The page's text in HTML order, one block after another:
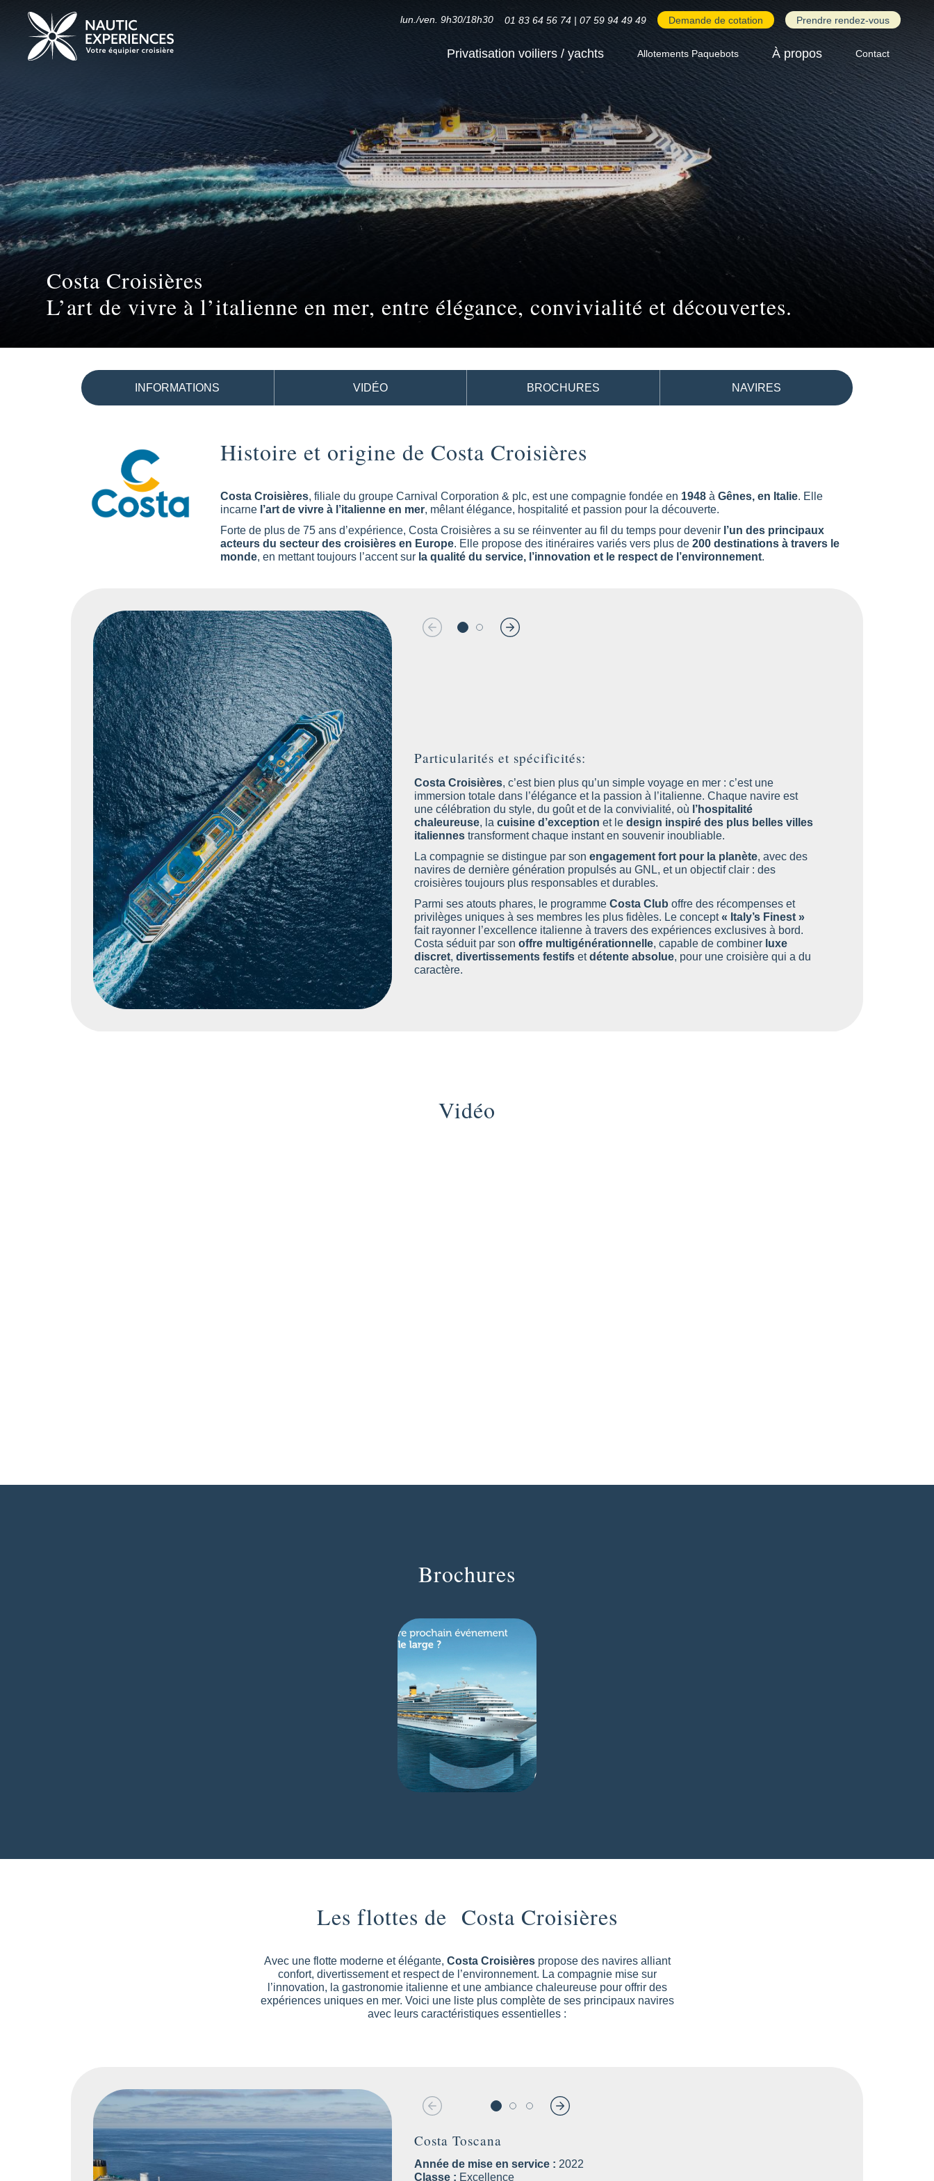
lun./ven. 9h30/18h30 01 83 64 56 74 | 07 59 94 49 49 Demande de cotation Prendre rendez-vous
Privatisation voiliers / yachts Allotements Paquebots À propos Contact
Costa Croisières
L’art de vivre à l’italienne en mer, entre élégance, convivialité et découvertes.
INFORMATIONS VIDÉO BROCHURES NAVIRES
Histoire et origine de Costa Croisières
Costa Croisières, filiale du groupe Carnival Corporation & plc, est une compagnie fondée en 1948 à Gênes, en Italie. Elle
incarne l’art de vivre à l’italienne en mer, mêlant élégance, hospitalité et passion pour la découverte.
Forte de plus de 75 ans d’expérience, Costa Croisières a su se réinventer au fil du temps pour devenir l’un des principaux
acteurs du secteur des croisières en Europe. Elle propose des itinéraires variés vers plus de 200 destinations à travers le
monde, en mettant toujours l’accent sur la qualité du service, l’innovation et le respect de l’environnement.
Particularités et spécificités:
Costa Croisières, c’est bien plus qu’un simple voyage en mer : c’est une
immersion totale dans l’élégance et la passion à l’italienne. Chaque navire est
une célébration du style, du goût et de la convivialité, où l’hospitalité
chaleureuse, lacuisine d’exception et ledesign inspiré des plus belles villes
italiennes transforment chaque instant en souvenir inoubliable.
La compagnie se distingue par sonengagement fort pour la planète, avec des
navires de dernière génération propulsés au GNL, et un objectif clair : des
croisières toujours plus responsables et durables.
Parmi ses atouts phares, le programmeCosta Club offre des récompenses et
privilèges uniques à ses membres les plus fidèles. Le concept« Italy’s Finest »
fait rayonner l’excellence italienne à travers des expériences exclusives à bord.
Costa séduit par sonoffre multigénérationnelle, capable de combiner luxe
discret,divertissements festifs etdétente absolue, pour une croisière qui a du
caractère.
Costa Croisières s’adresse à tous ceux qui veulent vivre la dolce vita en mer
:
et menus adaptés.
couchers de soleil en mer.
Groupes et entreprises: Salles de conférence, offres sur mesure pour les
événements, séminaires et incentives.
Voyageurs en quête de confort et d’élégance: Cabines premium, service
personnalisé, expériences italiennes haut de gamme.
Curieux et passionnés de culture: Excursions riches en découvertes,
croisières thématiques (gastronomie, musique, bien-être) et immersion dans
l’art de vivre à l’italienne.Costa, c’estl’expérience du voyage à l’italienne,
pour tous les styles de croisiéristes.
Vidéo
Brochures
Les flottes de Costa Croisières
Avec une flotte moderne et élégante, Costa Croisièrespropose des navires alliant
confort, divertissement et respect de l’environnement. La compagnie mise sur
l’innovation, la gastronomie italienne et une ambiance chaleureuse pour offrir des
expériences uniques en mer. Voici une liste plus complète de ses principaux navires
avec leurs caractéristiques essentielles :
Costa Toscana
Année de mise en service : 2022
Classe : Excellence
Année de mise en service :
Classe :
Année de mise en service :
Classe :
Année de mise en service :2012
Classe : Concordia modifiée
Année de mise en service :2011
Classe : Concordia modifiée
Année de mise en service :2010
Classe : Vista
Année de mise en service :2009
Classe : Concordia
Année de mise en service :
Classe :
Année de mise en service :
Classe :